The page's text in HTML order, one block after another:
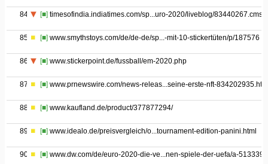
84 [■] timesofindia.indiatimes.com/sp...uro-2020/liveblog/83440267.cms
85 [■] www.smythstoys.com/de/de-de/sp...-mit-10-stickertüten/p/187576
86 [■] www.stickerpoint.de/fussball/em-2020.php
87 [■] www.prnewswire.com/news-releas...seine-erste-nft-
88 [■] www.kaufland.de/product/377877294/
89 [■] www.idealo.de/preisvergleich/o...tournament-edition-panini.html
90 [■] www.dw.com/de/euro-2020-die-ve...nen-spiele-der-uefa/a-